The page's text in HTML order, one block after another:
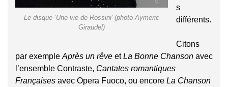
Le disque ‘Une vie de Rossini’ (photo Aymeric
Giraudel)
s
différents.
Citons
par exemple Après un rêve etLa Bonne Chanson avec
l’ensemble Contraste, Cantates romantiques
Françaises avec Opera Fuoco, ou encore La Chanson